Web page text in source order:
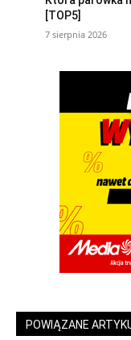
[TOP5]
7 sierpnia 2026
POWIĄZANE